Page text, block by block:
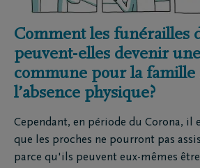
Comment les funérailles
peuvent-elles devenir
commune pour la famille
l’absence physique?
Cependant, en période du Corona, il
que les proches ne pourront pas
parce qu'ils peuvent eux-mêmes